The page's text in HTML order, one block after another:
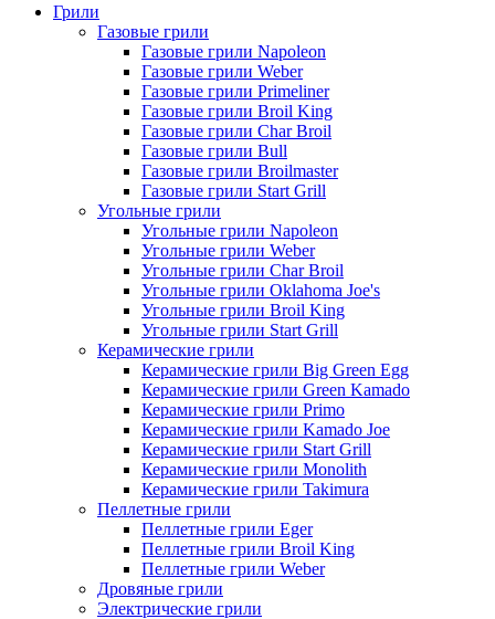
Грили
Газовые грили
Газовые грили Napoleon
Газовые грили Weber
Газовые грили Primeliner
Газовые грили Broil King
Газовые грили Char Broil
Газовые грили Bull
Газовые грили Broilmaster
Газовые грили Start Grill
Угольные грили
Угольные грили Napoleon
Угольные грили Weber
Угольные грили Char Broil
Угольные грили Oklahoma Joe's
Угольные грили Broil King
Угольные грили Start Grill
Керамические грили
Керамические грили Big Green Egg
Керамические грили Green Kamado
Керамические грили Primo
Керамические грили Kamado Joe
Керамические грили Start Grill
Керамические грили Monolith
Керамические грили Takimura
Пеллетные грили
Пеллетные грили Eger
Пеллетные грили Broil King
Пеллетные грили Weber
Дровяные грили
Электрические грили